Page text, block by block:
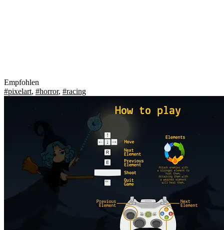
Empfohlen
#pixelart, #horror, #racing